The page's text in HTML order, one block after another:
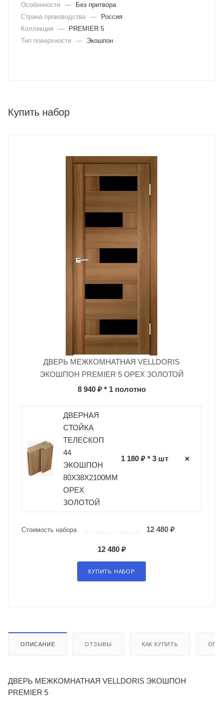
Особенности —
Без притвора
Страна производства —
Россия
Коллекция
—
PREMIER 5
Тип поверхности — Экошпон
Купить набор
ДВЕРЬ МЕЖКОМНАТНАЯ VELLDORIS
ЭКОШПОН PREMIER 5 ОРЕХ ЗОЛОТОЙ
8 940 ₽* 1 полотно
ДВЕРНАЯ
СТОЙКА
ТЕЛЕСКОП
44
ЭКОШПОН
80Х38Х2100ММ
ОРЕХ
ЗОЛОТОЙ
1 180 ₽ * 3 шт
Стоимость набора 12 480 ₽
12 480 ₽
КУПИТЬ НАБОР
ОПИСАНИЕ ОТЗЫВЫ КАК КУПИТЬ
ДВЕРЬ МЕЖКОМНАТНАЯ VELLDORIS ЭКОШПОН
PREMIER 5